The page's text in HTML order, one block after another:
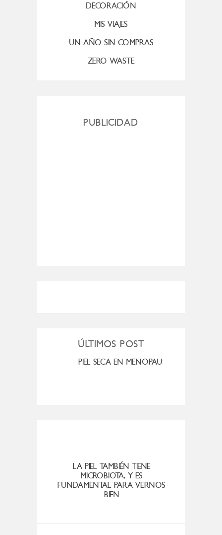
DECORACIÓN
MIS VIAJES
UN AÑO SIN COMPRAS
ZERO WASTE
PUBLICIDAD
ÚLTIMOS POST
PIEL SECA EN MENOPAUSIA
LA PIEL TAMBIÉN TIENE
MICROBIOTA, Y ES
FUNDAMENTAL PARA VERNOS
BIEN